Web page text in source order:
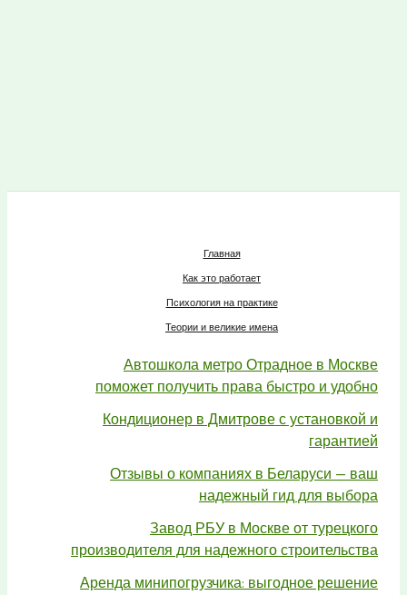
Главная
Как это работает
Психология на практике
Теории и великие имена
Автошкола метро Отрадное в Москве
поможет получить права быстро и удобно
Кондиционер в Дмитрове с установкой и
гарантией
Отзывы о компаниях в Беларуси — ваш
надежный гид для выбора
Завод РБУ в Москве от турецкого
производителя для надежного строительства
Аренда минипогрузчика: выгодное решение